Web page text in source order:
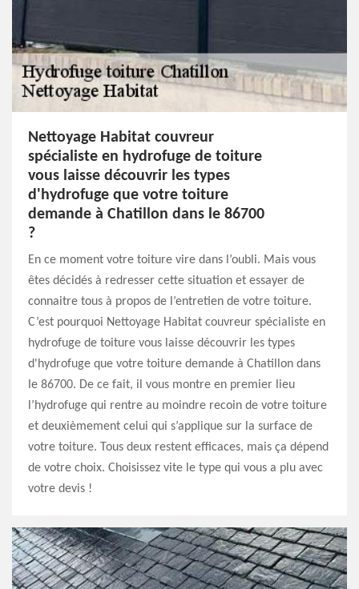
Nettoyage Habitat couvreur
spécialiste en hydrofuge de toiture
vous laisse découvrir les types
d'hydrofuge que votre toiture
demande à Chatillon dans le 86700
?
En ce moment votre toiture vire dans l’oubli. Mais vous
êtes décidés à redresser cette situation et essayer de
connaitre tous à propos de l’entretien de votre toiture.
C’est pourquoi Nettoyage Habitat couvreur spécialiste en
hydrofuge de toiture vous laisse découvrir les types
d'hydrofuge que votre toiture demande à Chatillon dans
le 86700. De ce fait, il vous montre en premier lieu
l’hydrofuge qui rentre au moindre recoin de votre toiture
et deuxièmement celui qui s’applique sur la surface de
votre toiture. Tous deux restent efficaces, mais ça dépend
de votre choix. Choisissez vite le type qui vous a plu avec
votre devis !